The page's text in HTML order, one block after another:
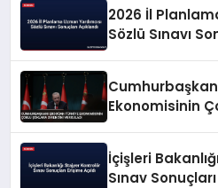
2026 İl
Sözlü Sınavı
Ekonomisinin
İçişleri
Sınav